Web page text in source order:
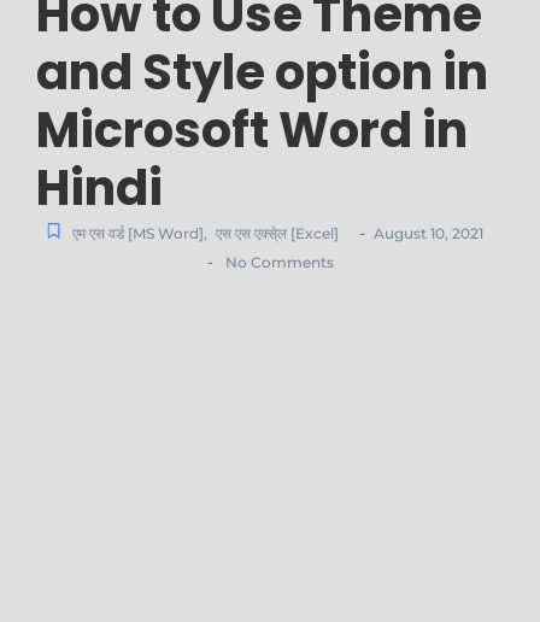
How to Use Theme
and Style option in
Microsoft Word in
Hindi
एम एस वर्ड [MS Word], एस एस एक्से्ल [Excel] - August 10, 2021
- No Comments